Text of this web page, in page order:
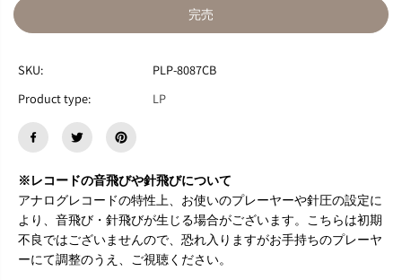
E
D
D
O
E
Y
『
L
i
f
O
H
N
Y
『
L
i
e
完売
SKU:
PLP-8087CB
Product type:
LP
※レコードの音飛びや針飛びについて
アナログレコードの特性上、お使いのプレーヤーや針圧の設定に
より、音飛び・針飛びが生じる場合がございます。こちらは初期
不良ではございませんので、恐れ入りますがお手持ちのプレーヤ
ーにて調整のうえ、ご視聴ください。